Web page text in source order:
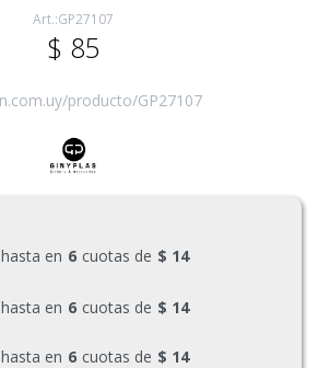
GP27107
$ 85
producto/GP27107
hasta en 6 cuotas de $ 14
hasta en 6 cuotas de $ 14
hasta en 6 cuotas de $ 14
y Batería